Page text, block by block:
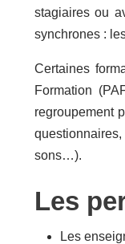
stagiaires ou
synchrones :
Certaines
Formation
regroupement
sons…).
Les
Les